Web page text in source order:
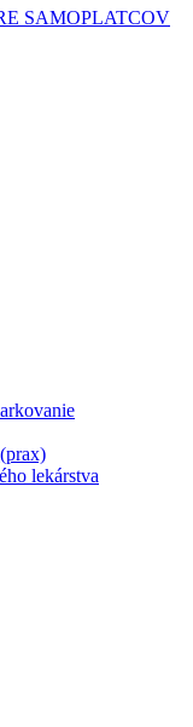
SAMOPLATCOV
lekárstva